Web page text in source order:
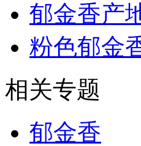
郁金香产
粉色郁金
相关专题
郁金香